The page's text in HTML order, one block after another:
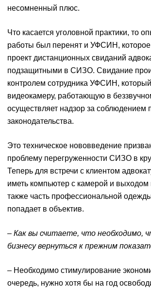
несомненный плюс.
Что касается уголовной практики, то
работы был перенят и УФСИН, которое
проект дистанционных свиданий
подзащитными в СИЗО. Свидание
контролем сотрудника УФСИН,
видеокамеру, работающую в
осуществляет надзор за соблюдением
законодательства.
Это техническое нововведение
проблему перегруженности СИЗО в
Теперь для встречи с клиентом
иметь компьютер с камерой и выходом
также часть профессиональной
попадает в объектив.
– Как вы считаете, что необходимо,
бизнесу вернуться к прежним
– Необходимо стимулирование
очередь, нужно хотя бы на год